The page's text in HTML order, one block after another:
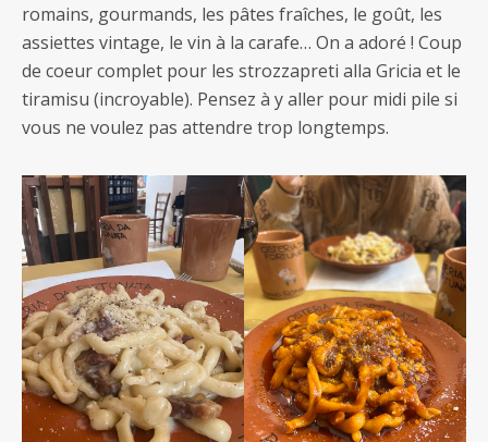
romains, gourmands, les pâtes fraîches, le goût, les
assiettes vintage, le vin à la carafe… On a adoré ! Coup
de coeur complet pour les strozzapreti alla Gricia et le
tiramisu (incroyable). Pensez à y aller pour midi pile si
vous ne voulez pas attendre trop longtemps.